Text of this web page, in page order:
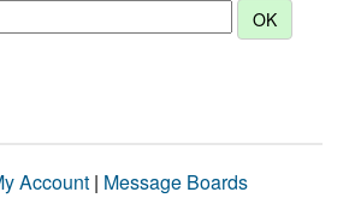
Account | Message Boards